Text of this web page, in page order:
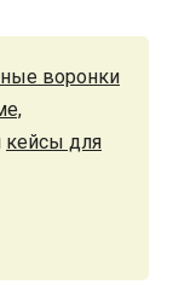
воронки
кейсы для